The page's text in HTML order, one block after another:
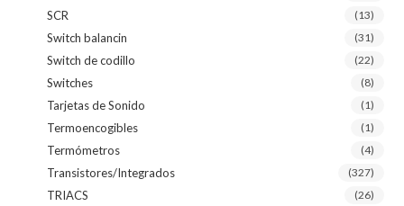
SCR (13)
Switch balancin (31)
Switch de codillo (22)
Switches (8)
Tarjetas de Sonido (1)
Termoencogibles (1)
Termómetros (4)
Transistores/Integrados (327)
TRIACS (26)